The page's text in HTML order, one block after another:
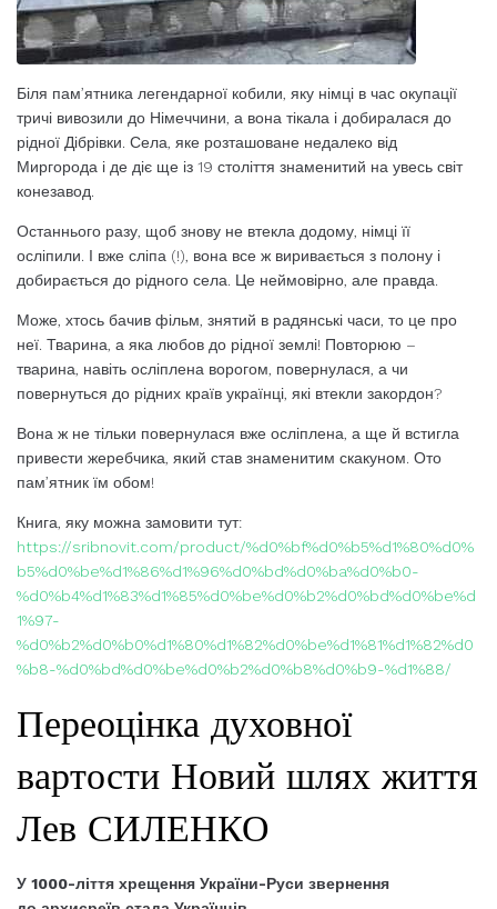
Біля пам’ятника легендарної кобили, яку німці в час окупації
тричі вивозили до Німеччини, а вона тікала і добиралася до
рідної Дібрівки. Села, яке розташоване недалеко від
Миргорода і де діє ще із 19 століття знаменитий на увесь світ
конезавод.
Останнього разу, щоб знову не втекла додому, німці її
осліпили. І вже сліпа (!), вона все ж виривається з полону і
добирається до рідного села. Це неймовірно, але правда.
Може, хтось бачив фільм, знятий в радянські часи, то це про
неї. Тварина, а яка любов до рідної землі! Повторюю –
тварина, навіть осліплена ворогом, повернулася, а чи
повернуться до рідних країв українці, які втекли закордон?
Вона ж не тільки повернулася вже осліплена, а ще й встигла
привести жеребчика, який став знаменитим скакуном. Ото
пам’ятник їм обом!
Книга, яку можна замовити тут:
https://sribnovit.com/product/%d0%bf%d0%b5%d1%80%d0%
b5%d0%be%d1%86%d1%96%d0%bd%d0%ba%d0%b0-
%d0%b4%d1%83%d1%85%d0%be%d0%b2%d0%bd%d0%be%d
1%97-
%d0%b2%d0%b0%d1%80%d1%82%d0%be%d1%81%d1%82%d0
%b8-%d0%bd%d0%be%d0%b2%d0%b8%d0%b9-%d1%88/
Переоцінка духовної
вартости Новий шлях життя
Лев СИЛЕНКО
У 1000-ліття хрещення України-Руси звернення